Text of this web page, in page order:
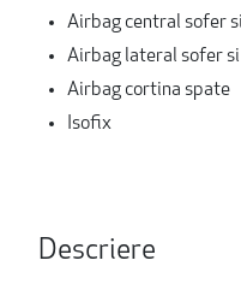
Airbag central sofer
Airbag lateral sofer
Airbag cortina spate
Isofix
Descriere